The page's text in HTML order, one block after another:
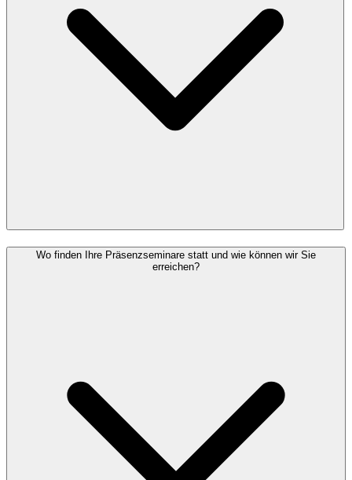
Wo finden Ihre Präsenzseminare statt und wie können wir Sie
erreichen?